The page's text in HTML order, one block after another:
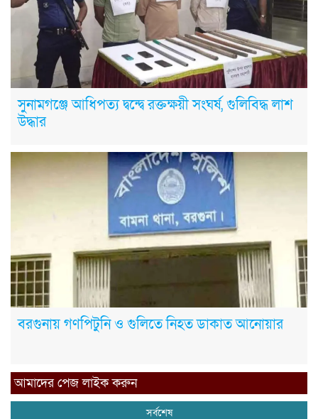
সুনামগঞ্জে আধিপত্য দ্বন্দ্বে রক্তক্ষয়ী সংঘর্ষ, গুলিবিদ্ধ লাশ
উদ্ধার
বরগুনায় গণপিটুনি ও গুলিতে নিহত ডাকাত আনোয়ার
আমাদের পেজ লাইক করুন
সর্বশেষ